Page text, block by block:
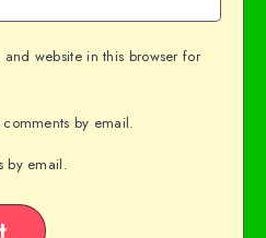
website in this browser for
by email.
by email.